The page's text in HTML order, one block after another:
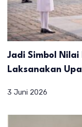
Jadi Simbol Nilai
Laksanakan
3 Juni 2026